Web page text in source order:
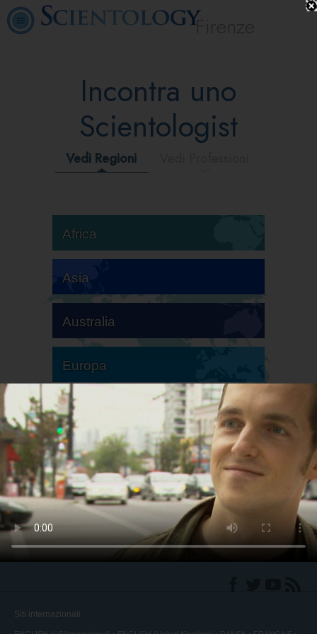
Firenze
Incontra uno
Scientologist
Vedi Regioni
Africa
Asia
Australia
Europa
America del Sud
America del Nord
Siti internazionali